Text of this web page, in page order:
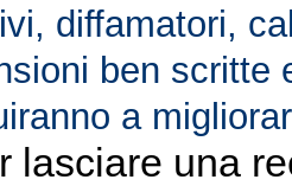
diffamatori,
ben scritte
a
lasciare una